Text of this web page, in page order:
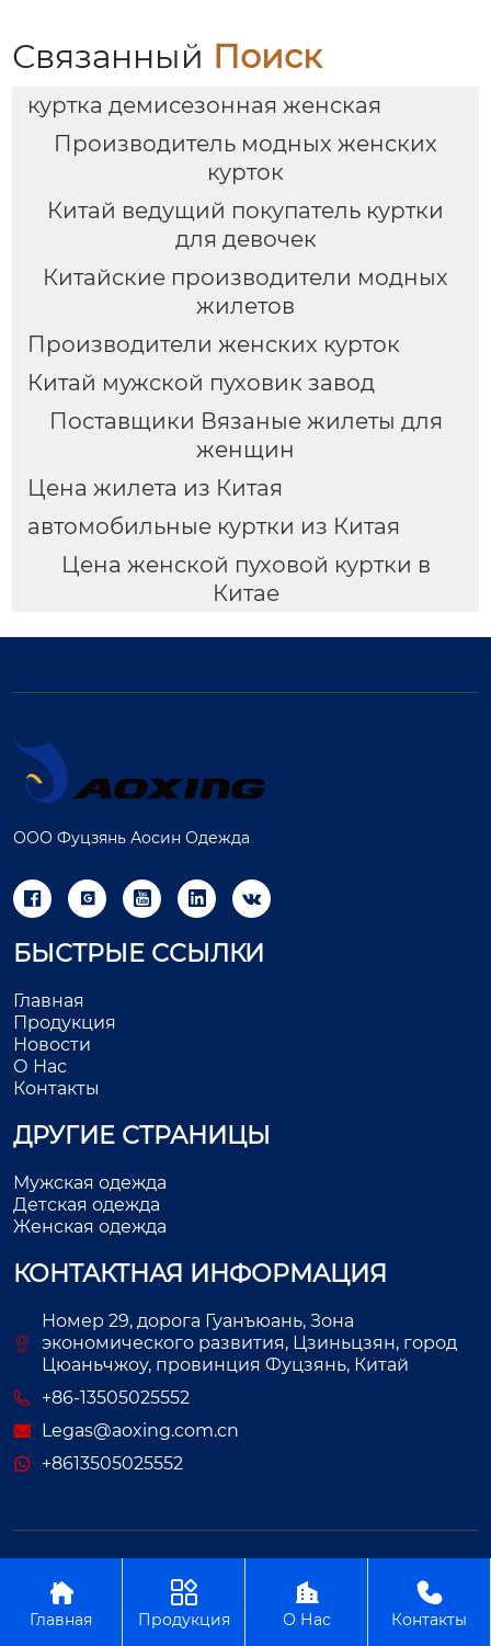
Связанный Поиск
куртка демисезонная женская
Производитель модных женских
курток
Китай ведущий покупатель куртки
для девочек
Китайские производители модных
жилетов
Производители женских курток
Китай мужской пуховик завод
Поставщики Вязаные жилеты для
женщин
Цена жилета из Китая
автомобильные куртки из Китая
Цена женской пуховой куртки в
Китае
ООО Фуцзянь Аосин Одежда
    
БЫСТРЫЕ ССЫЛКИ
Главная
Продукция
Новости
О Нас
Контакты
ДРУГИЕ СТРАНИЦЫ
Мужская одежда
Детская одежда
Женская одежда
КОНТАКТНАЯ ИНФОРМАЦИЯ
Номер 29, дорога Гуанъюань, Зона
экономического развития, Цзиньцзян, город
Цюаньчжоу, провинция Фуцзянь, Китай
+86-13505025552
Legas@aoxing.com.cn
+8613505025552

Главная

Продукция

О Нас

Контакты